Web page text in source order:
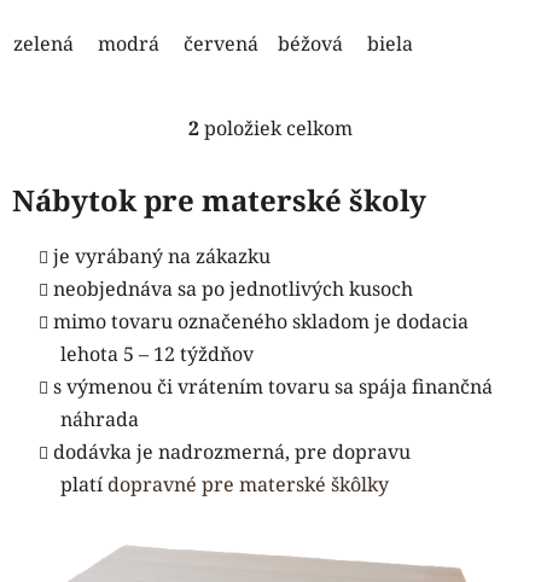
zelená modrá červená žltá oranžová
béžová biela
O
l
á
d
a
c
i
p
r
k
y
p
2položiek celkom
Nábytok pre materské školy
je vyrábaný na zákazku
neobjednáva sa po jednotlivých kusoch
mimo tovaru označeného skladom je dodacia
lehota 5 – 12 týždňov
s výmenou či vrátením tovaru sa spája finančná
náhrada
dodávka je nadrozmerná, pre dopravu
platídopravné pre materské škôlky